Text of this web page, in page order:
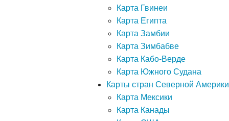
Карта Гвинеи
Карта Египта
Карта Замбии
Карта Зимбабве
Карта Кабо-Верде
Карта Южного Судана
Карты стран Северной Америки
Карта Мексики
Карта Канады